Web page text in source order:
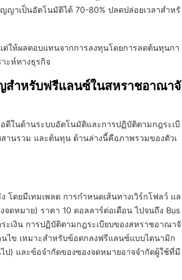
ญาเป็นอัตโนมัติได้ 70-80% ปลดปล่อยเวลาสำหรั
ให้ผลตอบแทนจากการลงทุนโดยการลดต้นทุนกา
ะห์ทางธุรกิจ
สำหรับฟรีแลนซ์ในสหราชอาณาจั
ในด้านระบบอัตโนมัติและการปฏิบัติตามกฎระเบี
านรวม และต้นทุน ด้านล่างนี้คือภาพรวมของตัวเ
ดยมีเทมเพลต การกำหนดเส้นทางเวิร์กโฟลว์ แล
ดหมาย) ราคา 10 ดอลลาร์ต่อเดือน ไปจนถึง Bus
ะเงิน การปฏิบัติตามกฎระเบียบของสหราชอาณาจั
ไข เหมาะสำหรับข้อตกลงฟรีแลนซ์แบบไดนามิก
ป) และข้อจำกัดของซองจดหมายอาจจำกัดผู้ใช้ที่มี